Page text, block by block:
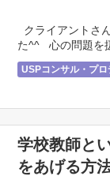
クライアントさ
た^^ 心の問題を
ヒーラーやセラ
USPコンサル・プロ
学校教師と
をあげる方